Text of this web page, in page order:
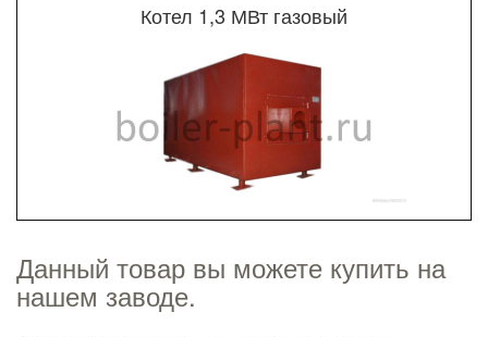
Котел 1,3 МВт газовый
Данный товар вы можете купить на
нашем заводе.